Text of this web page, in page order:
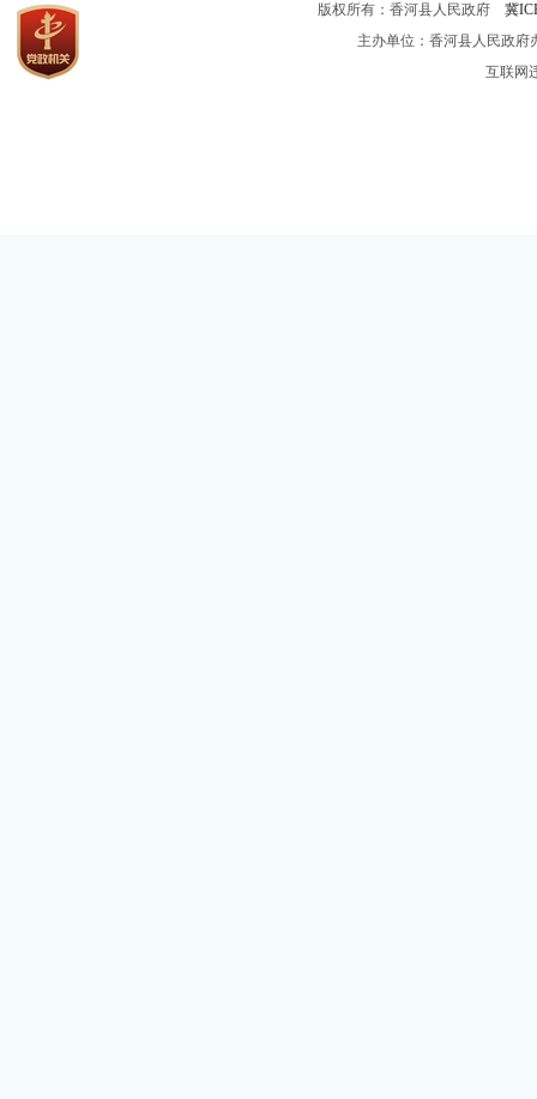
版权所有：香河县人民政府 冀
主办单位：香河县人民政
互联网